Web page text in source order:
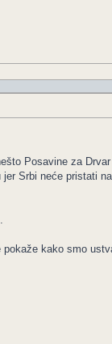
Posavine za
Srbi neće pristati
kako smo